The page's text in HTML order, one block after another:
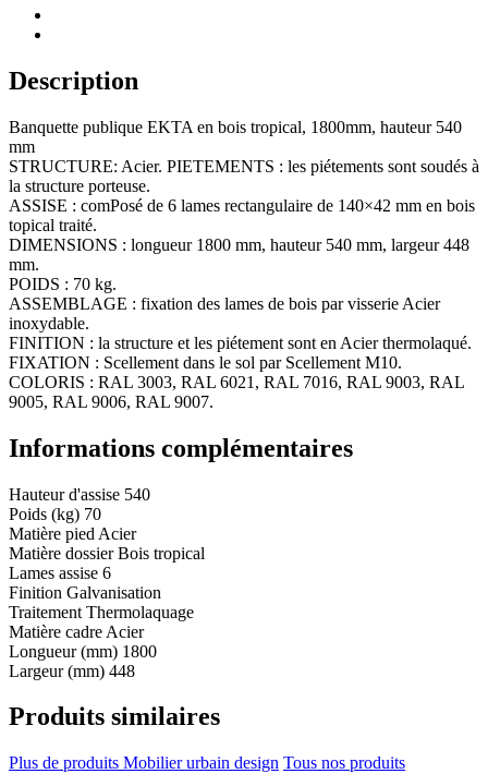
bois
tropical,
hauteur
540
Description
Banquette publique EKTA en bois tropical, 1800mm, hauteur 540
mm
STRUCTURE: Acier. PIETEMENTS : les piétements sont soudés à
la structure porteuse.
ASSISE : comPosé de 6 lames rectangulaire de 140×42 mm en bois
topical traité.
DIMENSIONS : longueur 1800 mm, hauteur 540 mm, largeur 448
mm.
POIDS : 70 kg.
ASSEMBLAGE : fixation des lames de bois par visserie Acier
inoxydable.
FINITION : la structure et les piétement sont en Acier thermolaqué.
FIXATION : Scellement dans le sol par Scellement M10.
COLORIS : RAL 3003, RAL 6021, RAL 7016, RAL 9003, RAL
9005, RAL 9006, RAL 9007.
Informations complémentaires
Hauteur d'assise 540
Poids (kg) 70
Matière pied Acier
Matière dossier Bois tropical
Lames assise 6
Finition Galvanisation
Traitement Thermolaquage
Matière cadre Acier
Longueur (mm) 1800
Largeur (mm) 448
Produits similaires
Plus de produits Mobilier urbain design Tous nos produits